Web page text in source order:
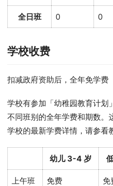
全日班 0 0
学校收费
扣减政府资助后，全年免学费
学校有参加「幼稚园教育计划
不同班别的全年学费和期数。
学校的最新学费详情，请参看
幼儿 3-4 岁
上午班 免费 免